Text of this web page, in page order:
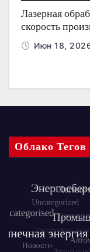
Лазерная
скорость
Июн 18,
Облако Тегов